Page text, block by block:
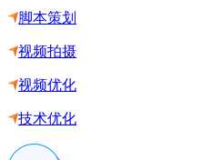
脚本策划
视频拍摄
视频优化
技术优化